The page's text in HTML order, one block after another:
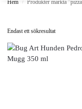
Hem / Produkter märkta
Endast ett sökresultat